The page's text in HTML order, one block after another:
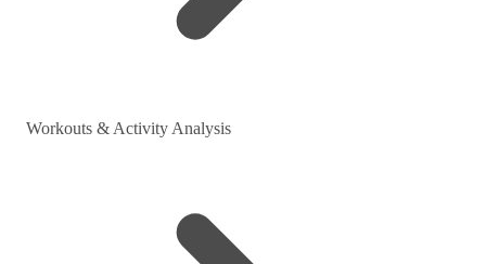
Workouts & Activity Analysis